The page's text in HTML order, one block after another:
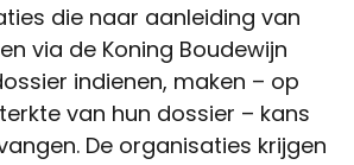
die naar aanleiding van
via de Koning Boudewijn
indienen, maken – op
van hun dossier – kans
De organisaties krijgen